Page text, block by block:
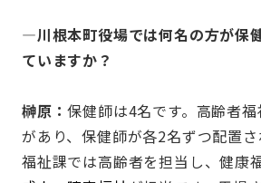
—川根本町役場では何名の方が保
ていますか？
榊原：保健師は4名です。高齢者
があり、保健師が各2名ずつ配置
福祉課では高齢者を担当し、健康